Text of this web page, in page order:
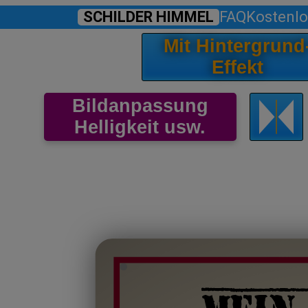
SCHILDER HIMMEL FAQ
Mit
Effekt
Bildanpassung
Helligkeit usw.